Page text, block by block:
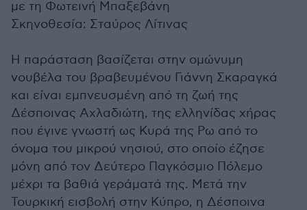
με τη Φωτεινή Μπαξεβάνη
Σκηνοθεσία: Σταύρος Λίτινας
Η παράσταση βασίζεται στην ομώνυμη
νουβέλα του βραβευμένου Γιάννη Σκαραγκά
και είναι εμπνευσμένη από τη ζωή της
Δέσποινας Αχλαδιώτη, της ελληνίδας χήρας
που έγινε γνωστή ως Κυρά της Ρω από το
όνομα του μικρού νησιού, στο οποίο έζησε
μόνη από τον Δεύτερο Παγκόσμιο Πόλεμο
μέχρι τα βαθιά γεράματά της. Μετά την
Τουρκική εισβολή στην Κύπρο, η Δέσποινα